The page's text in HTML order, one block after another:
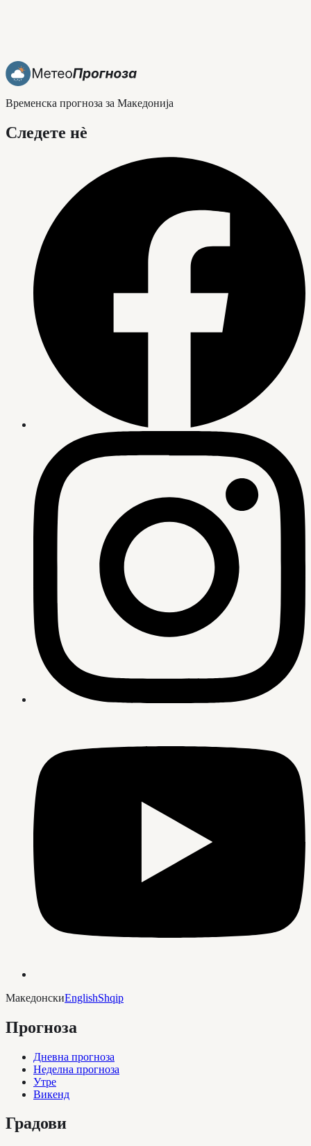
Временска прогноза за Македонија
Следете нè
МакедонскиEnglishShqip
Прогноза
Дневна прогноза
Неделна прогноза
Утре
Викенд
Градови